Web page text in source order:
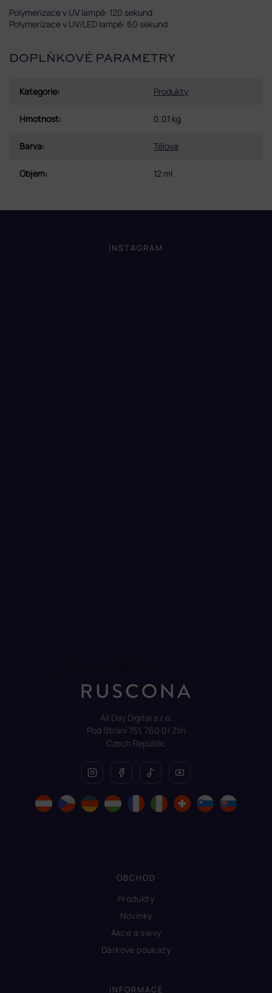
Polymerizace v UV lampě: 120 sekund
Polymerizace v UV/LED lampě: 60 sekund
DOPLŇKOVÉ PARAMETRY
Kategorie: Produkty
Hmotnost: 0.01 kg
Barva: Tělová
Objem: 12 ml
INSTAGRAM
All Day Digital s.r.o.
Pod Strání 751, 760 01 Zlín
Czech Republic
OBCHOD
Produkty
Novinky
Akce a slevy
Dárkové poukazy
INFORMACE